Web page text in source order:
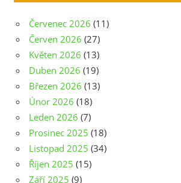
Červenec 2026 (11)
Červen 2026 (27)
Květen 2026 (13)
Duben 2026 (19)
Březen 2026 (13)
Únor 2026 (18)
Leden 2026 (7)
Prosinec 2025 (18)
Listopad 2025 (34)
Říjen 2025 (15)
Září 2025 (9)